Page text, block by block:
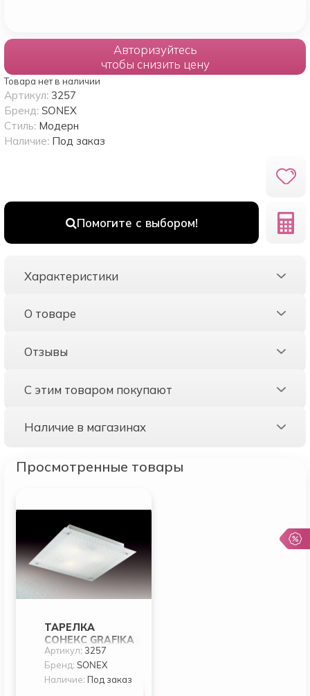
Авторизуйтесь
чтобы снизить цену
Товара нет в наличии
Помогите с выбором!
Артикул: 3257
Бренд: SONEX
Стиль: Модерн
Наличие: Под заказ
Характеристики
О товаре
Отзывы
С этим товаром покупают
Наличие в магазинах
Просмотренные товары
ТАРЕЛКА
СОНЕКС GRAFIKA
3257
Артикул: 3257
Бренд:SONEX
Наличие: Под заказ